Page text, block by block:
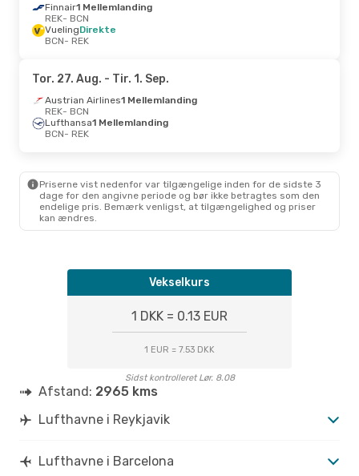
Finnair1 Mellemlanding
REK- BCN
VuelingDirekte
BCN- REK
Tor. 27. Aug. - Tir. 1. Sep.
Austrian Airlines1 Mellemlanding
REK- BCN
Lufthansa1 Mellemlanding
BCN- REK
Priserne vist nedenfor var tilgængelige inden for de sidste 3
dage for den angivne periode og bør ikke betragtes som den
endelige pris. Bemærk venligst, at tilgængelighed og priser
kan ændres.
Vekselkurs
1 DKK = 0.13 EUR
1 EUR = 7.53 DKK
Sidst kontrolleret Lør. 8.08
Afstand: 2965 kms
Lufthavne i Reykjavik
Lufthavne i Barcelona